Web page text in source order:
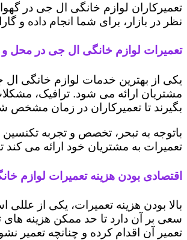
تعمیرکاران لوازم خانگی ال جی در
نظر در بازار، برای شما انجام داده و
تعمیرات لوازم خانگی ال جی در محل و
یکی از بهترین خدمات لوازم خانگی
مشتریان ارائه می شود. ترافیک،
بگیرند تا تعمیرکاران در زمان
باتوجه به تبحر، تخصص و تجربه
تعمیرات به مشتریان خود ارائه می
اقتصادی بودن هزینه تعمیرات لوازم
بالا بودن هزینه تعمیرات، یکی از
سعی بر آن دارد تا حد ممکن هزینه های
تعمیر آن اقدام کرده و چنانچه تعمیر